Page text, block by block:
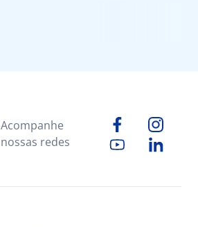
Acompanhe
nossas redes